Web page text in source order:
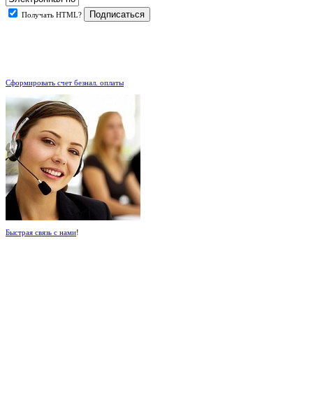
Получать HTML?
Сформировать счет безнал. оплаты
Быстрая связь с нами!